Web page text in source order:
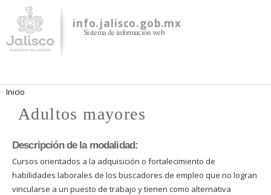
contenido
principal
info.jalisco.gob.mx
Sistema de información web
Se encuentra usted aquí
Inicio
Adultos mayores
Descripción de la modalidad:
Cursos orientados a la adquisición o fortalecimiento de
habilidades laborales de los buscadores de empleo que no logran
vincularse a un puesto de trabajo y tienen como alternativa